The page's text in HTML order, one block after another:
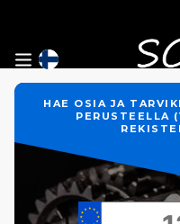
HAE OSIA JA
PERUSTEELLA